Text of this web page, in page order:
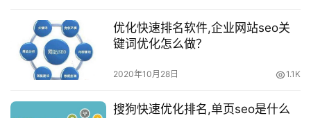
优化快速排名软件,企业网站seo关
键词优化怎么做？
2020年10月28日 1.1K
搜狗快速优化排名,单页seo是什么